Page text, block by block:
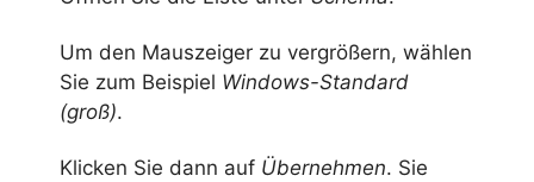
Um den Mauszeiger zu vergrößern, wählen
Sie zum Beispiel Windows-Standard
(groß).
Klicken Sie dann auf Übernehmen. Sie